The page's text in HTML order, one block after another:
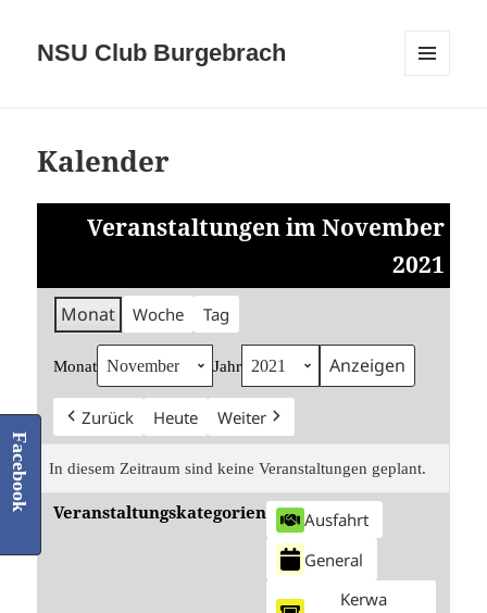
NSU Club Burgebrach
Kalender
Veranstaltungen im November
2021
Monat Woche Tag
Monat Jahr
Zurück Heute Weiter
In diesem Zeitraum sind keine Veranstaltungen geplant.
Veranstaltungskategorien
Ausfahrt
General
Kerwa
Facebook